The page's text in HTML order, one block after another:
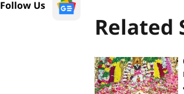
Follow Us
Related